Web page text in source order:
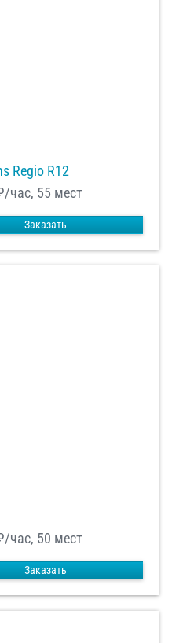
Regio R12
час, 55 мест
Заказать
час, 50 мест
Заказать